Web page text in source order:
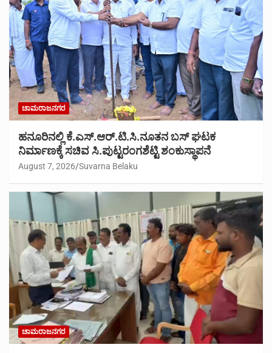
ಚಾಮರಾಜನಗರ
ಹನೂರಿನಲ್ಲಿ ಕೆ.ಎಸ್.ಆರ್.ಟಿ.ಸಿ.ನೂತನ ಬಸ್ ಘಟಕ
ನಿರ್ಮಾಣಕ್ಕೆ ಸಚಿವ ಸಿ.ಪುಟ್ಟರಂಗಶೆಟ್ಟಿ ಶಂಕುಸ್ಥಾಪನೆ
August 7, 2026 Suvarna Belaku
ಚಾಮರಾಜನಗರ